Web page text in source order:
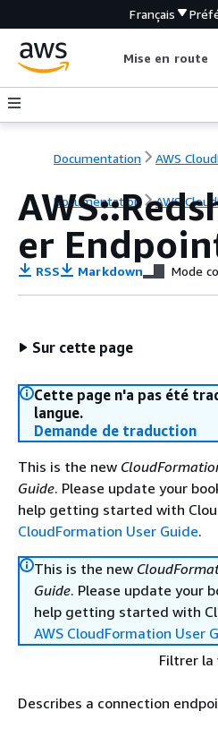
Français
Mise en route
Documentation AWS
Documentation AWS
er
RSS Markdown Mode
Sur cette page
Cette page n'a pas été
langue.
Demande de traduction
This is the new
Guide. Please update your
help getting started with
CloudFormation User Guide.
This is the new
Guide. Please update your
help getting started with
AWS CloudFormation User
Filtrer la
Describes a connection